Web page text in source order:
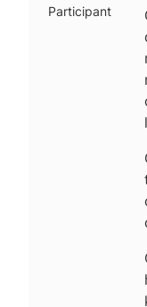
Participant